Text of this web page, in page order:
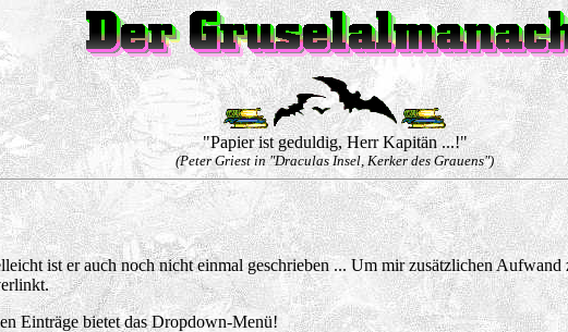
"Papier ist geduldig, Herr Kapitän ...!"
(Peter Griest in "Draculas Insel, Kerker des Grauens")
ist er auch noch nicht einmal geschrieben ... Um mir zusätzlichen
Einträge bietet das Dropdown-Menü!